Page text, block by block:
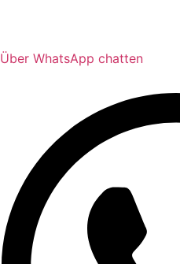
Über WhatsApp chatten